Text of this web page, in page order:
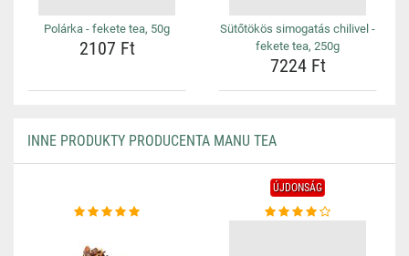
Polárka - fekete tea, 50g
2107 Ft
Sütőtökös simogatás chilivel -
fekete tea, 250g
7224 Ft
INNE PRODUKTY PRODUCENTA MANU TEA
ÚJDONSÁG